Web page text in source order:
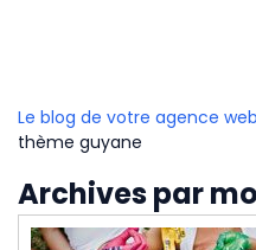
Le blog de votre agence
thème guyane
Archives par